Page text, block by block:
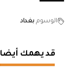
الوسوم بغداد
قد يهمك أيضا